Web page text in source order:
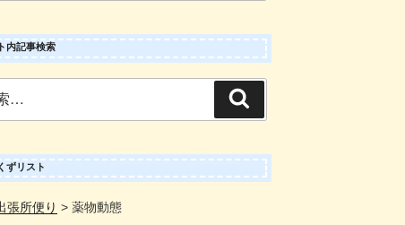
内記事検索
索
ずリスト
張所便り >薬物動態